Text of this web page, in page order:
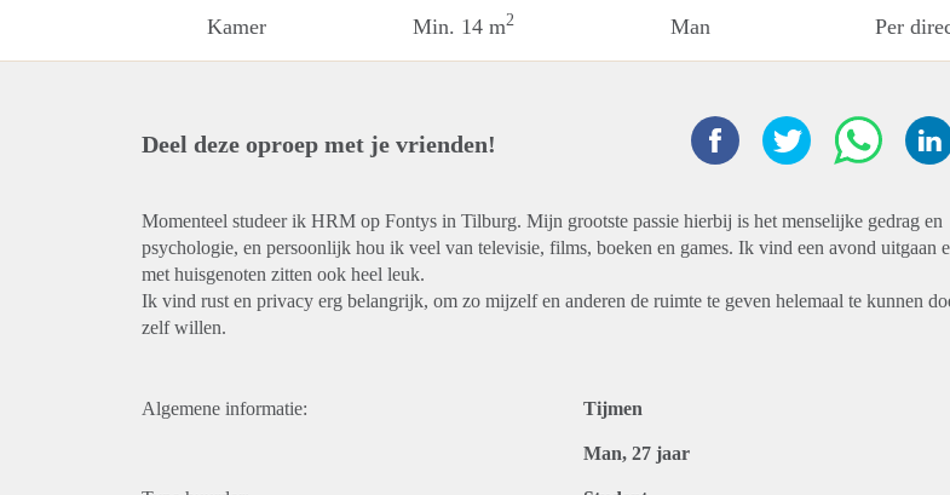
Kamer Min. 14 m2 Man Per
Deel deze oproep met je vrienden!
Momenteel studeer ik HRM op Fontys in Tilburg. Mijn grootste passie hierbij is het menselijke gedrag en
psychologie, en persoonlijk hou ik veel van televisie, films, boeken en games. Ik vind een avond uitgaan
met huisgenoten zitten ook heel leuk.
Ik vind rust en privacy erg belangrijk, om zo mijzelf en anderen de ruimte te geven helemaal te kunnen
zelf willen.
Algemene informatie: Tijmen
Man, 27 jaar